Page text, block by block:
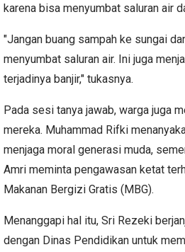
karena bisa menyumbat saluran air
"Jangan buang sampah ke sungai
menyumbat saluran air. Ini juga
terjadinya banjir," tukasnya.
Pada sesi tanya jawab, warga juga
mereka. Muhammad Rifki
menjaga moral generasi muda,
Amri meminta pengawasan ketat
Makanan Bergizi Gratis (MBG).
Menanggapi hal itu, Sri Rezeki
dengan Dinas Pendidikan untuk